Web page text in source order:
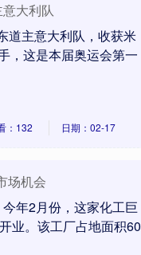
大利队
道主意大利队，收获米
，这是本届奥运会第一
：132 日期：02-17
场机会
年2月份，这家化工巨
业。该工厂占地面积60
-27.05